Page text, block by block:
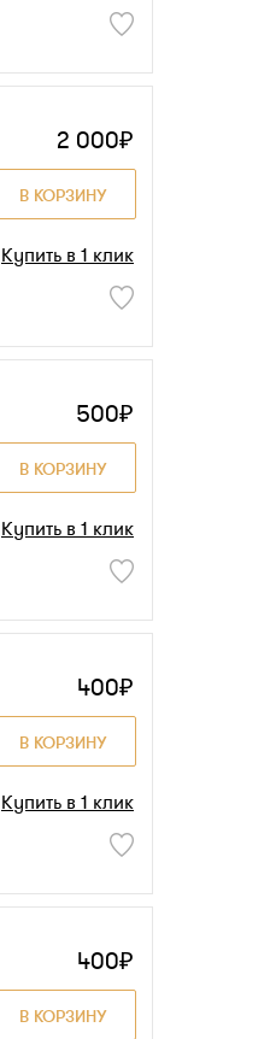
2 000₽
В КОРЗИНУ
Купить в 1 клик
500₽
В КОРЗИНУ
Купить в 1 клик
400₽
В КОРЗИНУ
Купить в 1 клик
400₽
В КОРЗИНУ